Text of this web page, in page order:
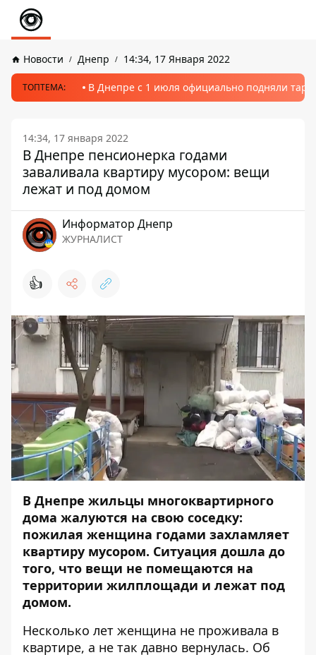
Новости Днепр 14:34, 17 Января 2022
ТОПТЕМА: В Днепре с 1 июля официально подняли
14:34, 17 января 2022
В Днепре пенсионерка годами
заваливала квартиру мусором: вещи
лежат и под домом
Информатор Днепр
ЖУРНАЛИСТ
👍
В Днепре жильцы многоквартирного
дома жалуются на свою соседку:
пожилая женщина годами захламляет
квартиру мусором. Ситуация дошла до
того, что вещи не помещаются на
территории жилплощади и лежат под
домом.
Несколько лет женщина не проживала в
квартире, а не так давно вернулась. Об